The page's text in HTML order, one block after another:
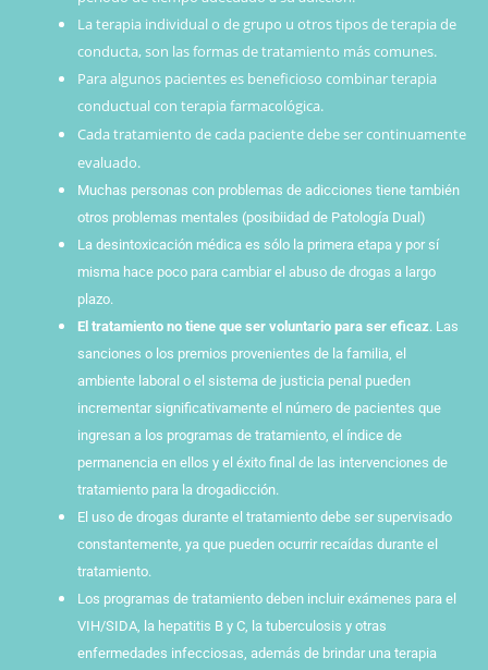
La terapia individual o de grupo u otros tipos de terapia de
conducta, son las formas de tratamiento más comunes.
Para algunos pacientes es beneficioso combinar terapia
conductual con terapia farmacológica.
Cada tratamiento de cada paciente debe ser continuamente
evaluado.
Muchas personas con problemas de adicciones tiene también
otros problemas mentales (posibiidad de Patología Dual)
La desintoxicación médica es sólo la primera etapa y por sí
misma hace poco para cambiar el abuso de drogas a largo
plazo.
El tratamiento no tiene que ser voluntario para ser eficaz. Las
sanciones o los premios provenientes de la familia, el
ambiente laboral o el sistema de justicia penal pueden
incrementar significativamente el número de pacientes que
ingresan a los programas de tratamiento, el índice de
permanencia en ellos y el éxito final de las intervenciones de
tratamiento para la drogadicción.
El uso de drogas durante el tratamiento debe ser supervisado
constantemente, ya que pueden ocurrir recaídas durante el
tratamiento.
Los programas de tratamiento deben incluir exámenes para el
VIH/SIDA, la hepatitis B y C, la tuberculosis y otras
enfermedades infecciosas, además de brindar una terapia